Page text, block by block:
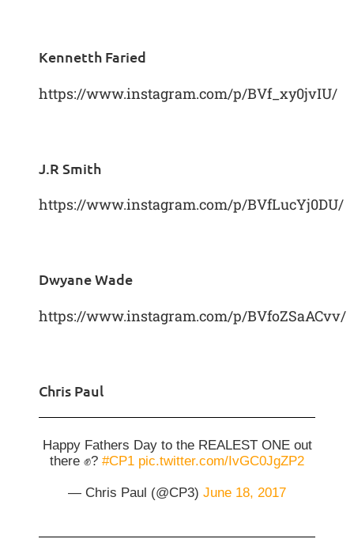
Kennetth Faried
https://www.instagram.com/p/BVf_xy0jvIU/
J.R Smith
https://www.instagram.com/p/BVfLucYj0DU/
Dwyane Wade
https://www.instagram.com/p/BVfoZSaACvv/
Chris Paul
Happy Fathers Day to the REALEST ONE out
there ✊? #CP1 pic.twitter.com/IvGC0JgZP2
— Chris Paul (@CP3) June 18, 2017